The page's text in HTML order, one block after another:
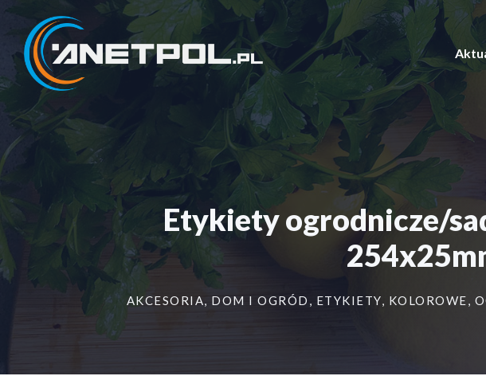
treści
Etykiety ogrodnicze/
AKCESORIA, DOM I OGRÓD , ETYKIETY, KOLOROWE,